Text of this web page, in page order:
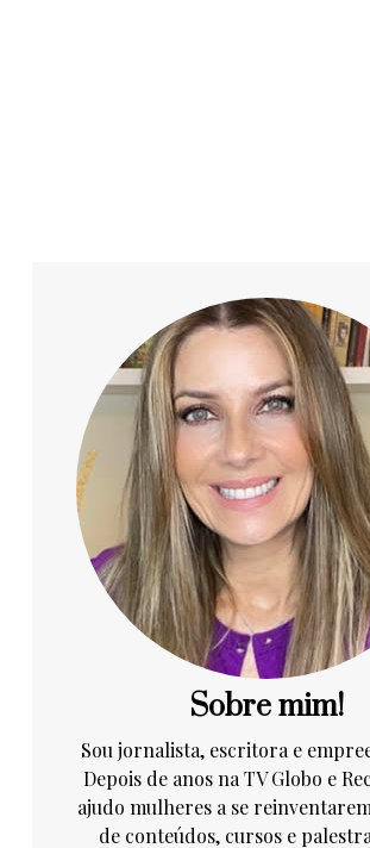
Sobre mim!
Sou jornalista, escritora e
Depois de anos na TV Globo e
ajudo mulheres a se
de conteúdos, cursos e